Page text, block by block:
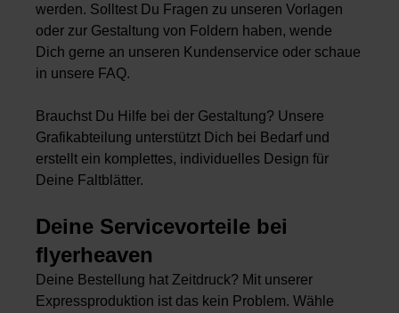
werden. Solltest Du Fragen zu unseren Vorlagen
oder zur Gestaltung von Foldern haben, wende
Dich gerne an unseren Kundenservice oder schaue
in unsere FAQ.
Brauchst Du Hilfe bei der Gestaltung? Unsere
Grafikabteilung unterstützt Dich bei Bedarf und
erstellt ein komplettes, individuelles Design für
Deine Faltblätter.
Deine Servicevorteile bei
flyerheaven
Deine Bestellung hat Zeitdruck? Mit unserer
Expressproduktion ist das kein Problem. Wähle